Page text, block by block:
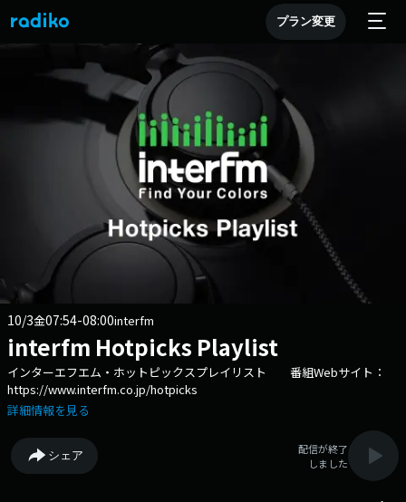
プラン変更
10/3金07:54-08:00interfm
interfm Hotpicks Playlist
インターエフエム・ホットピックスプレイリスト 番組Webサイト：
https://www.interfm.co.jp/hotpicks
詳細情報を見る
シェア
配信が終了
しました